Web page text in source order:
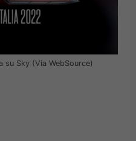
su Sky (Via WebSource)